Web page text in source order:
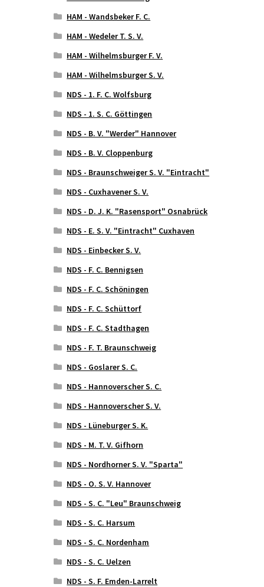
HAM - Wandsbeker F. C.
HAM - Wedeler T. S. V.
HAM - Wilhelmsburger F. V.
HAM - Wilhelmsburger S. V.
NDS - 1. F. C. Wolfsburg
NDS - 1. S. C. Göttingen
NDS - B. V. "Werder" Hannover
NDS - B. V. Cloppenburg
NDS - Braunschweiger S. V. "Eintracht"
NDS - Cuxhavener S. V.
NDS - D. J. K. "Rasensport" Osnabrück
NDS - E. S. V. "Eintracht" Cuxhaven
NDS - Einbecker S. V.
NDS - F. C. Bennigsen
NDS - F. C. Schöningen
NDS - F. C. Schüttorf
NDS - F. C. Stadthagen
NDS - F. T. Braunschweig
NDS - Goslarer S. C.
NDS - Hannoverscher S. C.
NDS - Hannoverscher S. V.
NDS - Lüneburger S. K.
NDS - M. T. V. Gifhorn
NDS - Nordhorner S. V. "Sparta"
NDS - O. S. V. Hannover
NDS - S. C. "Leu" Braunschweig
NDS - S. C. Harsum
NDS - S. C. Nordenham
NDS - S. C. Uelzen
NDS - S. F. Emden-Larrelt